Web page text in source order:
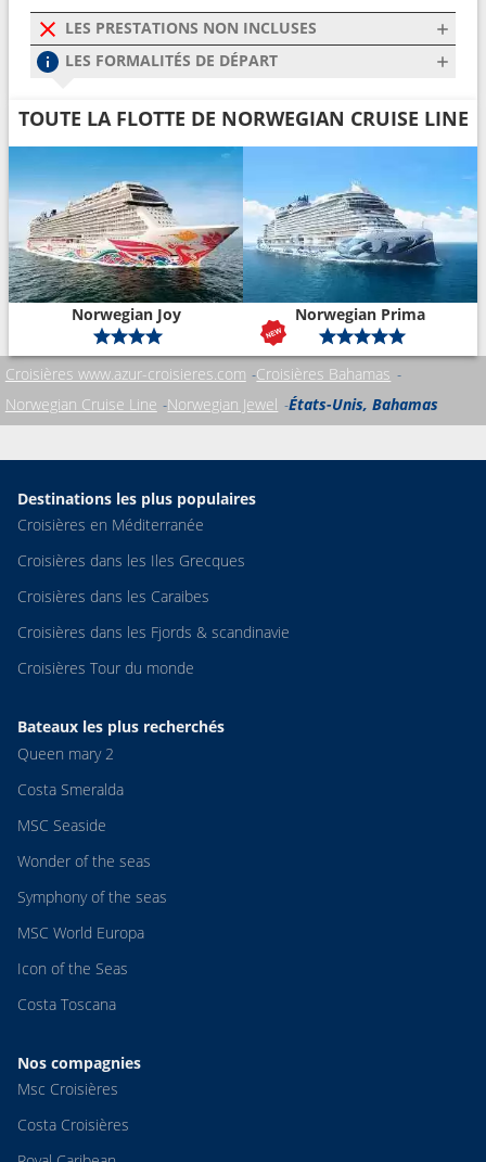
LES PRESTATIONS NON INCLUSES
LES FORMALITÉS DE DÉPART
TOUTE LA FLOTTE DE NORWEGIAN CRUISE LINE
Norwegian Joy Norwegian Prima
Croisières www.azur-croisieres.com Croisières Bahamas
Norwegian Cruise Line Norwegian Jewel États-Unis, Bahamas
Destinations les plus populaires
Croisières en Méditerranée
Croisières dans les Iles Grecques
Croisières dans les Caraibes
Croisières dans les Fjords & scandinavie
Croisières Tour du monde
Bateaux les plus recherchés
Queen mary 2
Costa Smeralda
MSC Seaside
Wonder of the seas
Symphony of the seas
MSC World Europa
Icon of the Seas
Costa Toscana
Nos compagnies
Msc Croisières
Costa Croisières